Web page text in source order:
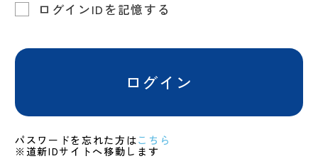
ログインIDを記憶する
ログイン
パスワードを忘れた方はこちら
※道新IDサイトへ移動します